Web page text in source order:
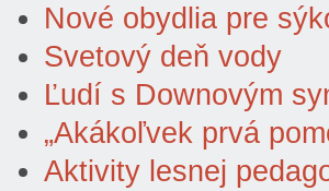
Nové obydlia pre
Svetový deň vody
Ľudí s Downovým
„Akákoľvek prvá
Aktivity lesnej